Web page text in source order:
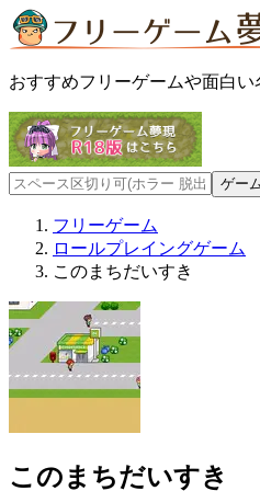
おすすめフリーゲームや面白
フリーゲーム
ロールプレイングゲーム
このまちだいすき
このまちだいすき